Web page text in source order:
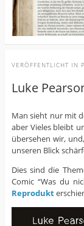
VERÖFFENTLICHT IN
Luke
Man sieht nur mit
aber Vieles bleibt
übersehen wir,
unseren Blick
Dies sind die
Comic “Was du
Reprodukt